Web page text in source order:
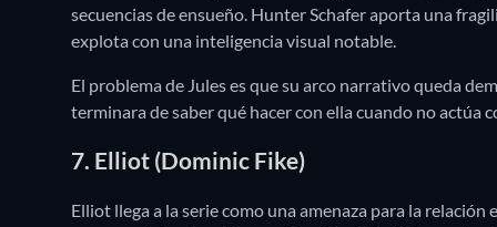
secuencias de ensueño. Hunter Schafer aporta una
explota con una inteligencia visual notable.
El problema de Jules es que su arco narrativo queda
terminara de saber qué hacer con ella cuando no
7. Elliot (Dominic Fike)
Elliot llega a la serie como una amenaza para la